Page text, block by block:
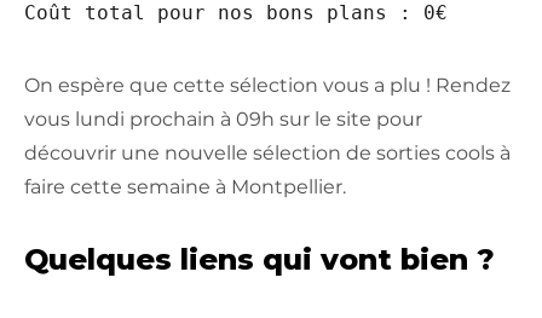
Coût total pour nos bons plans : 0€
On espère que cette sélection vous a plu ! Rendez
vous lundi prochain à 09h sur le site pour
découvrir une nouvelle sélection de sorties cools à
faire cette semaine à Montpellier.
Quelques liens qui vont bien ?